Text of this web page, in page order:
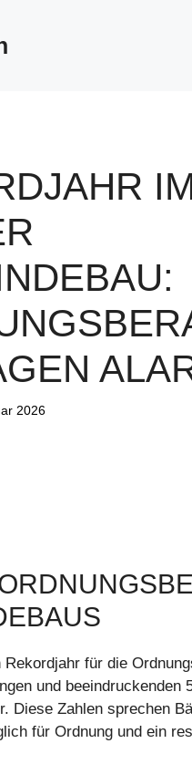
2026
für die
und
Diese Zahlen sprechen
für Ordnung und ein